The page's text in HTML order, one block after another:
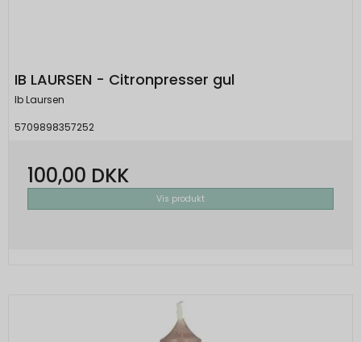
IB LAURSEN - Citronpresser gul
Ib Laursen
5709898357252
100,00 DKK
Vis produkt